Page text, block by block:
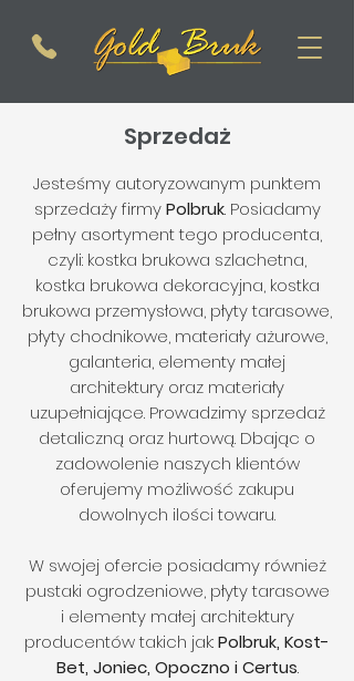
Sprzedaż
Jesteśmy autoryzowanym punktem
sprzedaży firmyPolbruk. Posiadamy
pełny asortyment tego producenta,
czyli: kostka brukowa szlachetna,
kostka brukowa dekoracyjna, kostka
brukowa przemysłowa, płyty tarasowe,
płyty chodnikowe, materiały ażurowe,
galanteria, elementy małej
architektury oraz materiały
uzupełniające. Prowadzimy sprzedaż
detaliczną oraz hurtową. Dbając o
zadowolenie naszych klientów
oferujemy możliwość zakupu
dowolnych ilości towaru.
W swojej ofercie posiadamy również
pustaki ogrodzeniowe, płyty tarasowe
i elementy małej architektury
producentów takich jak:Polbruk, Kost-
Bet, Joniec, Opoczno i Certus.